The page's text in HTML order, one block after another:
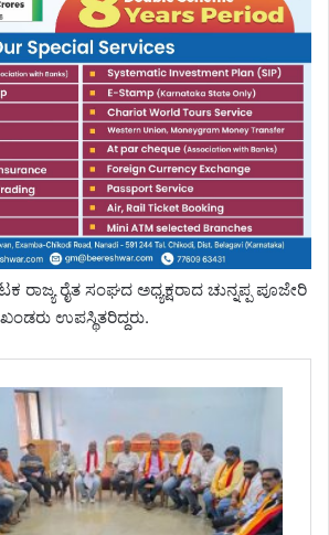
ರೈತ ಸಂಘದ ಅಧ್ಯಕ್ಷರಾದ ಚುನ್ನಪ್ಪ ಪೂಜೇರಿ
ಉಪಸ್ಥಿತರಿದ್ದರು.